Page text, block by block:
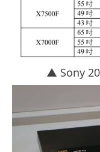
▲ Sony